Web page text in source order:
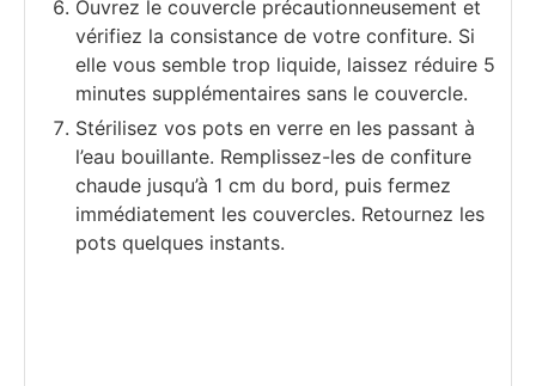
Ouvrez le couvercle précautionneusement et
vérifiez la consistance de votre confiture. Si
elle vous semble trop liquide, laissez réduire 5
minutes supplémentaires sans le couvercle.
Stérilisez vos pots en verre en les passant à
l’eau bouillante. Remplissez-les de confiture
chaude jusqu’à 1 cm du bord, puis fermez
immédiatement les couvercles. Retournez les
pots quelques instants.